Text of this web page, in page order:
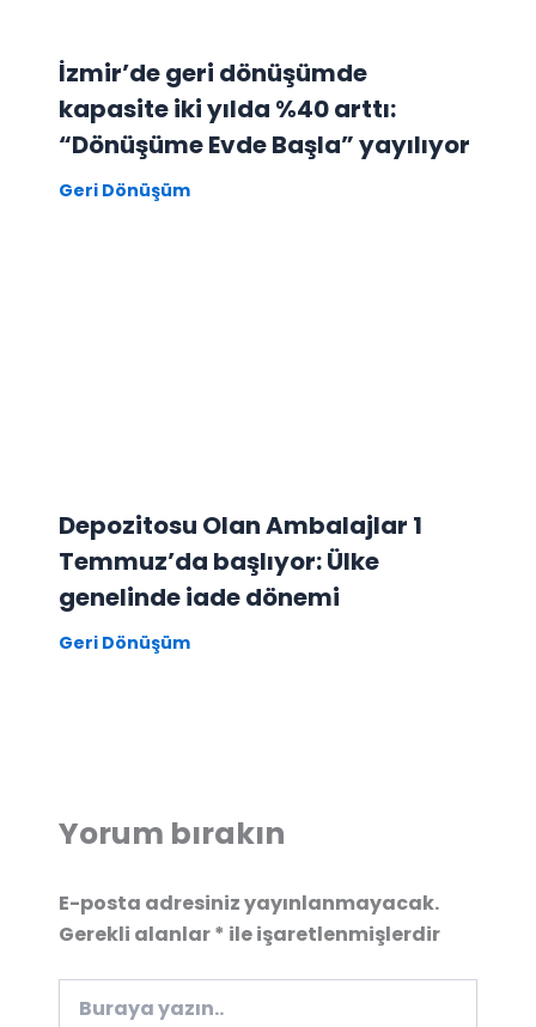
İzmir’de geri dönüşümde
kapasite iki yılda %40 arttı:
“Dönüşüme Evde Başla” yayılıyor
Geri Dönüşüm
Depozitosu Olan Ambalajlar 1
Temmuz’da başlıyor: Ülke
genelinde iade dönemi
Geri Dönüşüm
Yorum bırakın
E-posta adresiniz yayınlanmayacak.
Gerekli alanlar* ile işaretlenmişlerdir
yazın..